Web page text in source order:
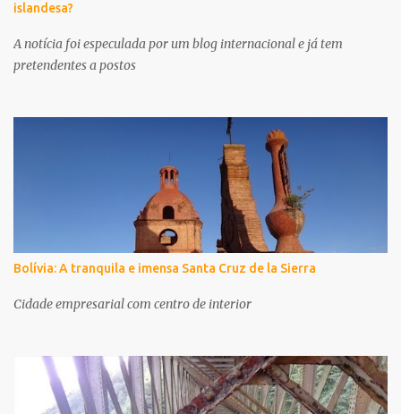
islandesa?
A notícia foi especulada por um blog internacional e já tem
pretendentes a postos
Bolívia: A tranquila e imensa Santa Cruz de la Sierra
Cidade empresarial com centro de interior